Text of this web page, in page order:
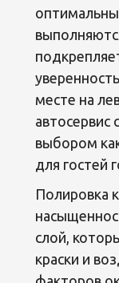
месте на
автосервис
выбором
для гостей
Полировка
слой,
краски и